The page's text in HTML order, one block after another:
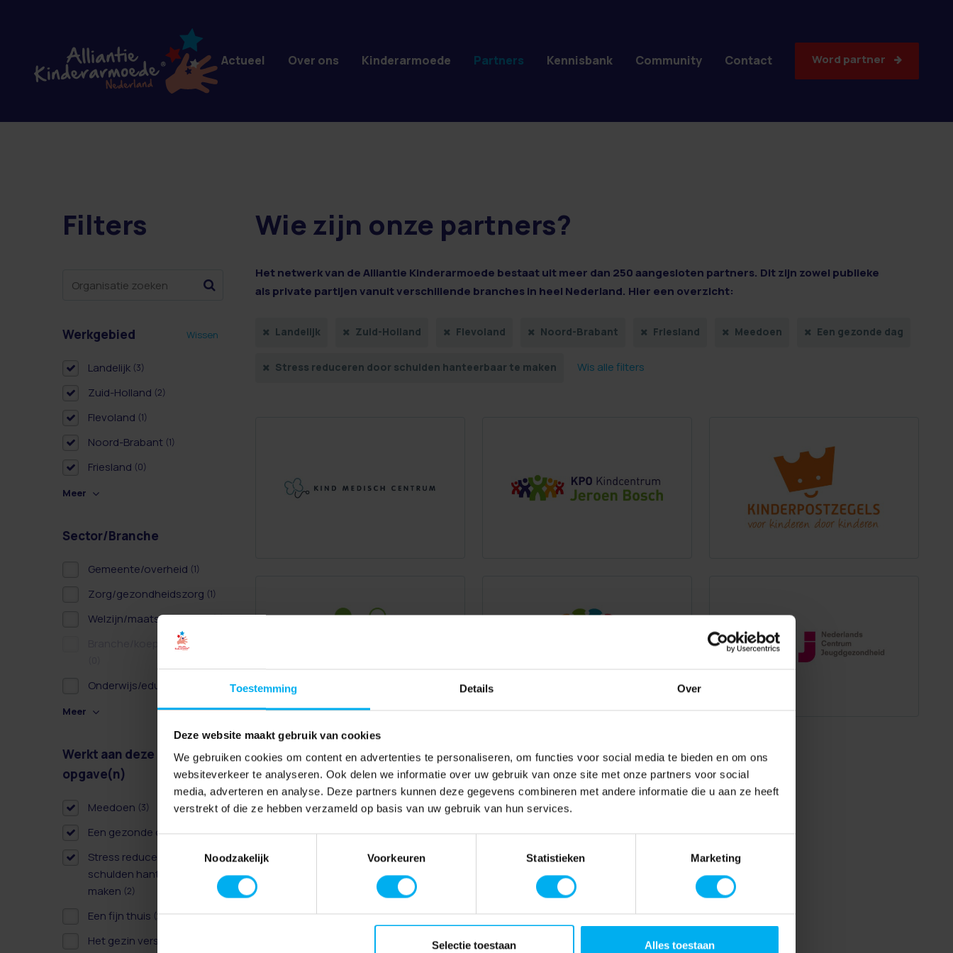
Toestemming Details Over
Deze website maakt gebruik van cookies
We gebruiken cookies om content en advertenties te personaliseren, om functies voor social media te bieden en om ons
websiteverkeer te analyseren. Ook delen we informatie over uw gebruik van onze site met onze partners voor social
media, adverteren en analyse. Deze partners kunnen deze gegevens combineren met andere informatie die u aan ze heeft
verstrekt of die ze hebben verzameld op basis van uw gebruik van hun services.
Noodzakelijk
Voorkeuren Statistieken Marketing
Selectie toestaan Alles toestaan
7 resultaten
Filters
Werkgebied Wissen
Landelijk (3)
Zuid-Holland (2)
Flevoland (1)
Noord-Brabant (1)
Friesland (0)
Meer
Sector/Branche
Gemeente/overheid (1)
Zorg/gezondheidszorg (1)
Welzijn/maatschappelijk(2)
Branche/koepel/belangen
Onderwijs/educatie
Meer
Werkt aan deze
opgave(n)
Wissen
Meedoen (3)
Een gezonde dag(3)
Stress reduceren door
schulden hanteerbaar te
maken (2)
Een fijn thuis (2)
Het gezin versterken
Wie zijn onze partners?
Het netwerk van de Alliantie Kinderarmoede bestaat uit meer dan 250 aangesloten partners. Dit zijn zowel publieke
als private partijen vanuit verschillende branches in heel Nederland. Hier een overzicht:
Landelijk Zuid-Holland Flevoland Noord-Brabant Friesland Meedoen Een gezonde dag
Stress reduceren door schulden hanteerbaar te maken Wis alle filters
Actueel Over ons Kinderarmoede Partners Kennisbank Community Contact Word partner